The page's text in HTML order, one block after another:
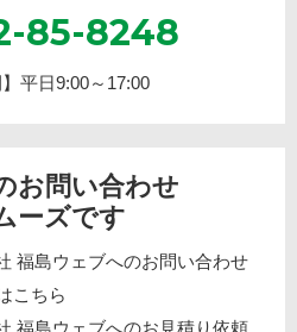
85-8248
】平日9:00～17:00
お問い合わせ
ーズです